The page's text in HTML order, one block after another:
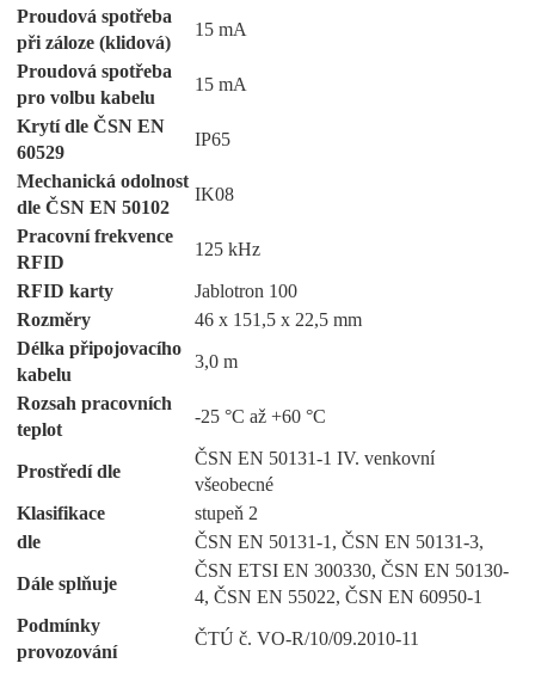
Proudová spotřeba
při záloze (klidová)
15 mA
Proudová spotřeba
pro volbu kabelu
15 mA
Krytí dle ČSN EN
60529
IP65
Mechanická odolnost
dle ČSN EN 50102
IK08
Pracovní frekvence
RFID
125 kHz
RFID karty
Jablotron 100
Rozměry
46 x 151,5 x 22,5 mm
Délka připojovacího
kabelu
3,0 m
Rozsah pracovních
teplot
-25 °C až +60 °C
Prostředí dle
ČSN EN 50131-1 IV. venkovní
všeobecné
Klasifikace
stupeň 2
dle
ČSN EN 50131-1, ČSN EN 50131-3,
Dále splňuje
ČSN ETSI EN 300330, ČSN EN 50130-
4, ČSN EN 55022, ČSN EN 60950-1
Podmínky
provozování
ČTÚ č. VO-R/10/09.2010-11